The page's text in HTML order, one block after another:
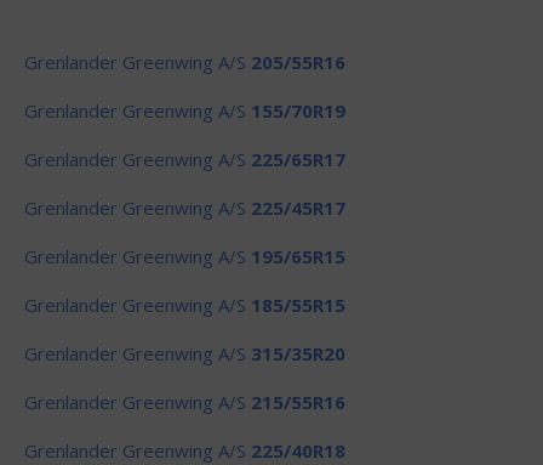
Grenlander Greenwing A/S 205/55R16
Grenlander Greenwing A/S 155/70R19
Grenlander Greenwing A/S 225/65R17
Grenlander Greenwing A/S 225/45R17
Grenlander Greenwing A/S 195/65R15
Grenlander Greenwing A/S 185/55R15
Grenlander Greenwing A/S 315/35R20
Grenlander Greenwing A/S 215/55R16
Grenlander Greenwing A/S 225/40R18